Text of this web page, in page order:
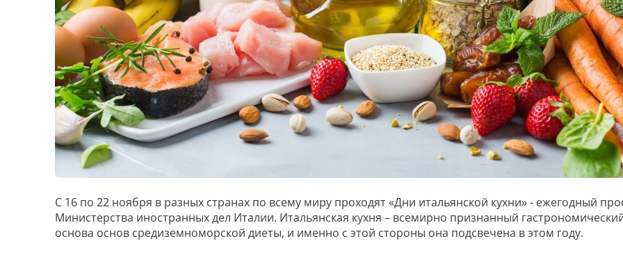
С 16 по 22 ноября в разных странах по всему миру проходят «Дни итальянской кухни» - ежегодный
Министерства иностранных дел Италии. Итальянская кухня – всемирно признанный
основа основ средиземноморской диеты, и именно с этой стороны она подсвечена в этом году.